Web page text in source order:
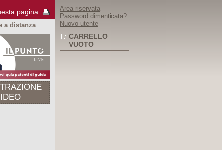
pagina
a distanza
Area riservata
Password dimenticata?
Nuovo utente
CARRELLO
VUOTO